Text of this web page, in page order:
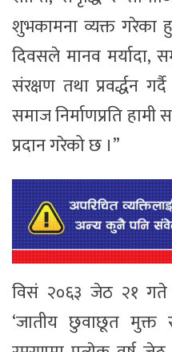
शुभकामना व्यक्त
दिवसले मानव मर्यादा,
संरक्षण तथा प्रवर्द्धन
समाज निर्माणप्रति हामी
प्रदान गरेको छ ।”
विसं २०६३ जेठ २१
‘जातीय छुवाछूत मुक्त